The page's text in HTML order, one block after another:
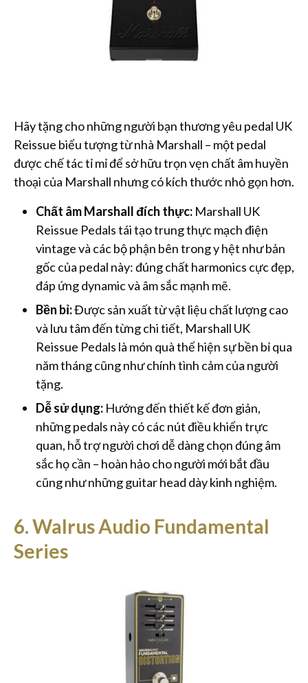
Hãy tặng cho những người bạn thương yêu pedal UK
Reissue biểu tượng từ nhà Marshall – một pedal
được chế tác tỉ mỉ để sở hữu trọn vẹn chất âm huyền
thoại của Marshall nhưng có kích thước nhỏ gọn hơn.
Chất âm Marshall đích thực: Marshall UK
Reissue Pedals tái tạo trung thực mạch điện
vintage và các bộ phận bên trong y hệt như bản
gốc của pedal này: đúng chất harmonics cực đẹp,
đáp ứng dynamic và âm sắc mạnh mẽ.
Bền bỉ:Được sản xuất từ vật liệu chất lượng cao
và lưu tâm đến từng chi tiết, Marshall UK
Reissue Pedals là món quà thể hiện sự bền bỉ qua
năm tháng cũng như chính tình cảm của người
tặng.
Dễ sử dụng: Hướng đến thiết kế đơn giản,
những pedals này có các nút điều khiển trực
quan, hỗ trợ người chơi dễ dàng chọn đúng âm
sắc họ cần – hoàn hảo cho người mới bắt đầu
cũng như những guitar head dày kinh nghiệm.
6. Walrus Audio Fundamental
Series